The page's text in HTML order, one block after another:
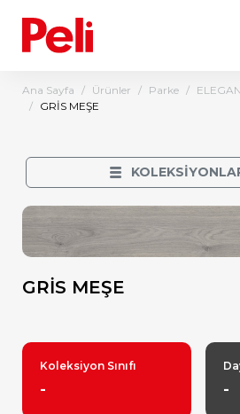
Ana Sayfa Ürünler Parke
GRİS MEŞE
GRİS MEŞE
Koleksiyon Sınıfı
- -